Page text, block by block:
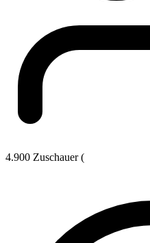
4.900 Zuschauer (